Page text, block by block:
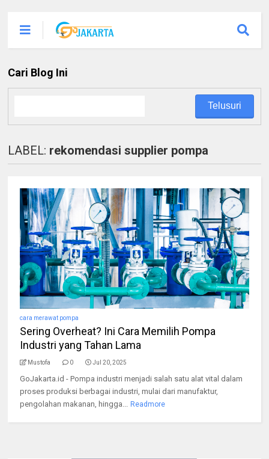
Cari Blog Ini
LABEL: rekomendasi supplier pompa
cara merawat pompa
Sering Overheat? Ini Cara Memilih Pompa
Industri yang Tahan Lama
Mustofa 0 Jul 20, 2025
GoJakarta.id - Pompa industri menjadi salah satu alat vital dalam
proses produksi berbagai industri, mulai dari manufaktur,
pengolahan makanan, hingga...
Readmore